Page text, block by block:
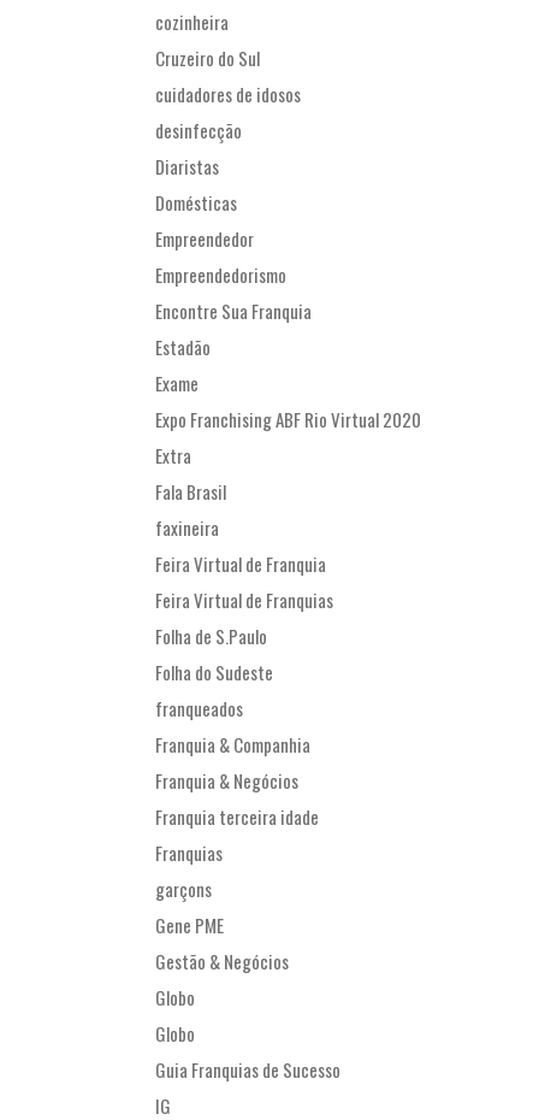
cozinheira
Cruzeiro do Sul
cuidadores de idosos
desinfecção
Diaristas
Domésticas
Empreendedor
Empreendedorismo
Encontre Sua Franquia
Estadão
Exame
Expo Franchising ABF Rio Virtual 2020
Extra
Fala Brasil
faxineira
Feira Virtual de Franquia
Feira Virtual de Franquias
Folha de S.Paulo
Folha do Sudeste
franqueados
Franquia & Companhia
Franquia & Negócios
Franquia terceira idade
Franquias
garçons
Gene PME
Gestão & Negócios
Globo
Globo
Guia Franquias de Sucesso
IG